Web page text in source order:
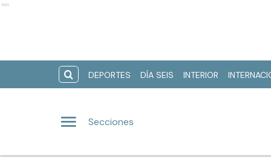
Ads
DEPORTES DÍA SEIS INTERIOR
Secciones